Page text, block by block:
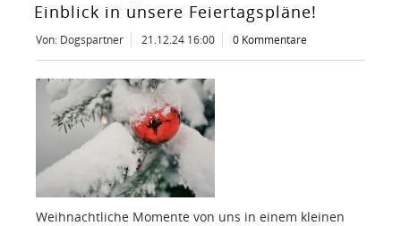
Einblick in unsere Feiertagspläne!
Von: Dogspartner 21.12.24 16:00 0 Kommentare
Weihnachtliche Momente von uns in einem kleinen